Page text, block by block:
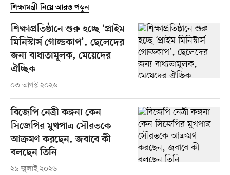
শিক্ষামন্ত্রী নিয়ে আরও পড়ুন
শিক্ষাপ্রতিষ্ঠানে শুরু হচ্ছে ‘প্রাইম
মিনিস্টার্স গোল্ডকাপ’, ছেলেদের
জন্য বাধ্যতামূলক, মেয়েদের
ঐচ্ছিক
০৩ আগস্ট ২০২৬
বিজেপি নেত্রী কঙ্গনা কেন
সিজেপির মুখপাত্র সৌরভকে
আক্রমণ করছেন, জবাবে কী
বলছেন তিনি
২৯ জুলাই ২০২৬